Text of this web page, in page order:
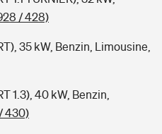
/ 428)
35 kW, Benzin, Limousine,
1.3), 40 kW, Benzin,
430)